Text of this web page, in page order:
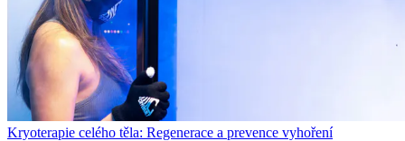
Kryoterapie celého těla: Regenerace a prevence vyhoření